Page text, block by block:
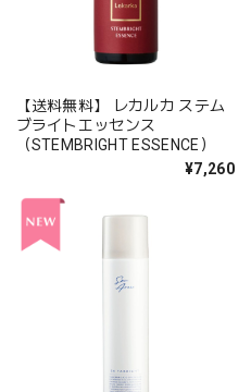
【送料無料】 レカルカ ステム
ブライトエッセンス
（STEMBRIGHT ESSENCE）
¥7,260